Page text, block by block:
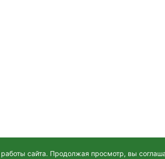
сайта. Продолжая просмотр, вы
© 2026ООО "АГРОТОРГЗАПЧАСТИ",